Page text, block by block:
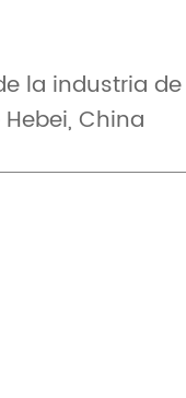
la industria
China